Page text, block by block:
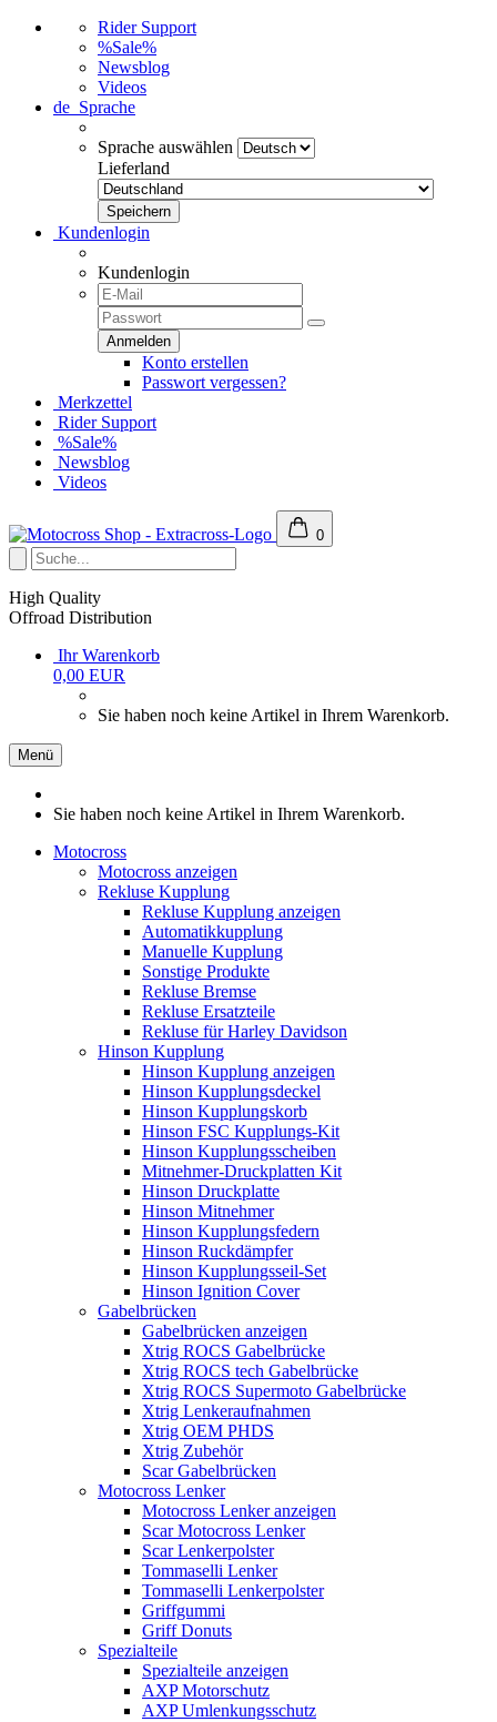
Rider Support
%Sale%
Newsblog
Videos
de Sprache
Sprache auswählen
Lieferland
Kundenlogin
Kundenlogin
Konto erstellen
Passwort vergessen?
Merkzettel
Rider Support
%Sale%
Newsblog
Videos
0
High Quality
Offroad Distribution
Ihr Warenkorb
0,00 EUR
Sie haben noch keine Artikel in Ihrem Warenkorb.
Menü
Sie haben noch keine Artikel in Ihrem Warenkorb.
Motocross
Motocross anzeigen
Rekluse Kupplung
Rekluse Kupplung anzeigen
Automatikkupplung
Manuelle Kupplung
Sonstige Produkte
Rekluse Bremse
Rekluse Ersatzteile
Rekluse für Harley Davidson
Hinson Kupplung
Hinson Kupplung anzeigen
Hinson Kupplungsdeckel
Hinson Kupplungskorb
Hinson FSC Kupplungs-Kit
Hinson Kupplungsscheiben
Mitnehmer-Druckplatten Kit
Hinson Druckplatte
Hinson Mitnehmer
Hinson Kupplungsfedern
Hinson Ruckdämpfer
Hinson Kupplungsseil-Set
Hinson Ignition Cover
Gabelbrücken
Gabelbrücken anzeigen
Xtrig ROCS Gabelbrücke
Xtrig ROCS tech Gabelbrücke
Xtrig ROCS Supermoto Gabelbrücke
Xtrig Lenkeraufnahmen
Xtrig OEM PHDS
Xtrig Zubehör
Scar Gabelbrücken
Motocross Lenker
Motocross Lenker anzeigen
Scar Motocross Lenker
Scar Lenkerpolster
Tommaselli Lenker
Tommaselli Lenkerpolster
Griffgummi
Griff Donuts
Spezialteile
Spezialteile anzeigen
AXP Motorschutz
AXP Umlenkungsschutz